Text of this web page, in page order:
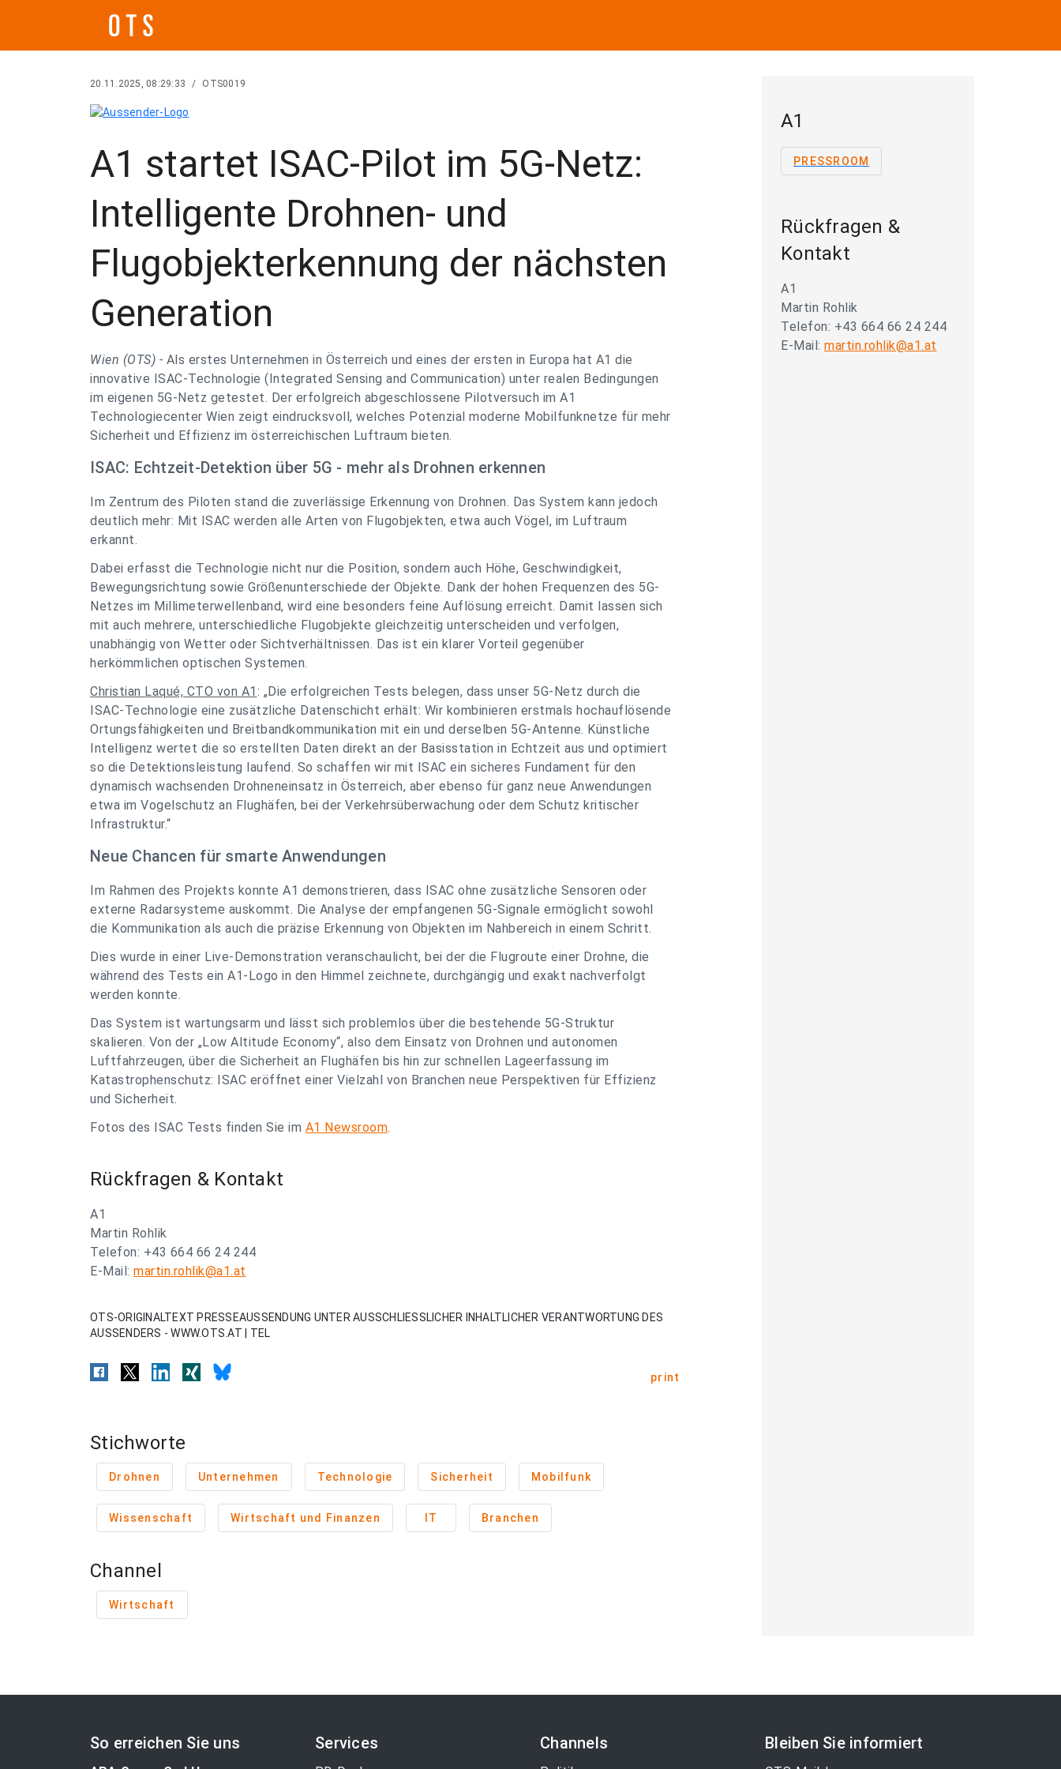
20.11.2025, 08:29:33 / OTS0019
A1 startet ISAC-Pilot im 5G-Netz:
Intelligente Drohnen- und
Flugobjekterkennung der nächsten
Generation
Wien (OTS) - Als erstes Unternehmen in Österreich und eines der ersten in Europa hat A1 die
innovative ISAC-Technologie (Integrated Sensing and Communication) unter realen Bedingungen
im eigenen 5G-Netz getestet. Der erfolgreich abgeschlossene Pilotversuch im A1
Technologiecenter Wien zeigt eindrucksvoll, welches Potenzial moderne Mobilfunknetze für mehr
Sicherheit und Effizienz im österreichischen Luftraum bieten.
ISAC: Echtzeit-Detektion über 5G - mehr als Drohnen erkennen
Im Zentrum des Piloten stand die zuverlässige Erkennung von Drohnen. Das System kann jedoch
deutlich mehr: Mit ISAC werden alle Arten von Flugobjekten, etwa auch Vögel, im Luftraum
erkannt.
Dabei erfasst die Technologie nicht nur die Position, sondern auch Höhe, Geschwindigkeit,
Bewegungsrichtung sowie Größenunterschiede der Objekte. Dank der hohen Frequenzen des 5G-
Netzes im Millimeterwellenband, wird eine besonders feine Auflösung erreicht. Damit lassen sich
mit auch mehrere, unterschiedliche Flugobjekte gleichzeitig unterscheiden und verfolgen,
unabhängig von Wetter oder Sichtverhältnissen. Das ist ein klarer Vorteil gegenüber
herkömmlichen optischen Systemen.
Christian Laqué, CTO von A1: „Die erfolgreichen Tests belegen, dass unser 5G-Netz durch die
ISAC-Technologie eine zusätzliche Datenschicht erhält: Wir kombinieren erstmals hochauflösende
Ortungsfähigkeiten und Breitbandkommunikation mit ein und derselben 5G-Antenne. Künstliche
Intelligenz wertet die so erstellten Daten direkt an der Basisstation in Echtzeit aus und optimiert
so die Detektionsleistung laufend. So schaffen wir mit ISAC ein sicheres Fundament für den
dynamisch wachsenden Drohneneinsatz in Österreich, aber ebenso für ganz neue Anwendungen
etwa im Vogelschutz an Flughäfen, bei der Verkehrsüberwachung oder dem Schutz kritischer
Infrastruktur.“
Neue Chancen für smarte Anwendungen
Im Rahmen des Projekts konnte A1 demonstrieren, dass ISAC ohne zusätzliche Sensoren oder
externe Radarsysteme auskommt. Die Analyse der empfangenen 5G-Signale ermöglicht sowohl
die Kommunikation als auch die präzise Erkennung von Objekten im Nahbereich in einem Schritt.
Dies wurde in einer Live-Demonstration veranschaulicht, bei der die Flugroute einer Drohne, die
während des Tests ein A1-Logo in den Himmel zeichnete, durchgängig und exakt nachverfolgt
werden konnte.
Das System ist wartungsarm und lässt sich problemlos über die bestehende 5G-Struktur
skalieren. Von der „Low Altitude Economy“, also dem Einsatz von Drohnen und autonomen
Luftfahrzeugen, über die Sicherheit an Flughäfen bis hin zur schnellen Lageerfassung im
Katastrophenschutz: ISAC eröffnet einer Vielzahl von Branchen neue Perspektiven für Effizienz
und Sicherheit.
Fotos des ISAC Tests finden Sie im A1 Newsroom.
Rückfragen & Kontakt
A1
Martin Rohlik
Telefon: +43 664 66 24 244
E-Mail: martin.rohlik@a1.at
OTS-ORIGINALTEXT PRESSEAUSSENDUNG UNTER AUSSCHLIESSLICHER INHALTLICHER VERANTWORTUNG DES
AUSSENDERS - WWW.OTS.AT | TEL
print
Stichworte
Drohnen Unternehmen Technologie Sicherheit Mobilfunk
Wissenschaft Wirtschaft und Finanzen IT Branchen
Channel
Wirtschaft
A1
PRESSROOM
Rückfragen &
Kontakt
A1
Martin Rohlik
Telefon: +43 664 66 24 244
E-Mail: martin.rohlik@a1.at
So erreichen Sie uns Services Channels Bleiben Sie informiert